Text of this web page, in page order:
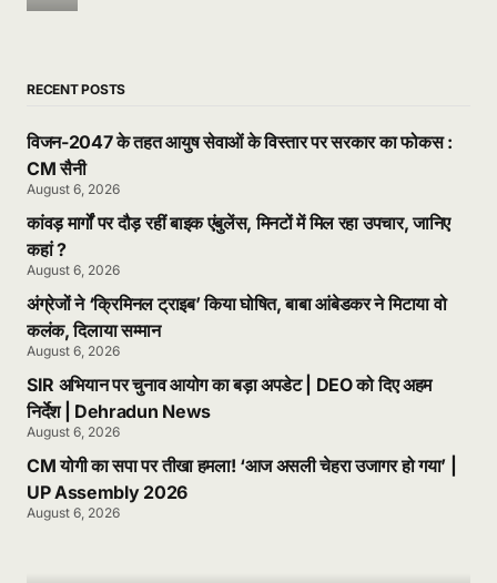
RECENT POSTS
विजन-2047 के तहत आयुष सेवाओं के विस्तार पर सरकार का फोकस :
CM सैनी
August 6, 2026
कांवड़ मार्गों पर दौड़ रहीं बाइक एंबुलेंस, मिनटों में मिल रहा उपचार, जानिए
कहां ?
August 6, 2026
अंग्रेजों ने ‘क्रिमिनल ट्राइब’ किया घोषित, बाबा आंबेडकर ने मिटाया वो
कलंक, दिलाया सम्मान
August 6, 2026
SIR अभियान पर चुनाव आयोग का बड़ा अपडेट | DEO को दिए अहम
निर्देश | Dehradun News
August 6, 2026
CM योगी का सपा पर तीखा हमला! ‘आज असली चेहरा उजागर हो गया’ |
UP Assembly 2026
August 6, 2026